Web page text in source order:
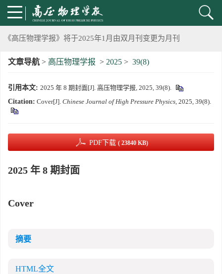
2024年上海光源同步辐射大压机实验技术培训班通知
《高压物理学报》将于2025年1月由双月刊变更为月刊
动载下材料物性机器学习与高通量研究专刊征稿启事
《高压物理学报》第二届青年编委会招募启事
《高压物理学报》2023年度优秀审稿人和优秀论文评选结果
第十四届全国爆炸力学学术会议 第二轮通知
第二十一届中国高压科学学术会议第一轮通知
文章导航 > 高压物理学报 > 2025 > 39(8)
引用本文: 2025 年 8 期封面[J]. 高压物理学报, 2025, 39(8).
Citation: Cover[J]. Chinese Journal of High Pressure Physics, 2025, 39(8).
PDF下载 ( 23840 KB)
2025 年 8 期封面
Cover
摘要
HTML全文